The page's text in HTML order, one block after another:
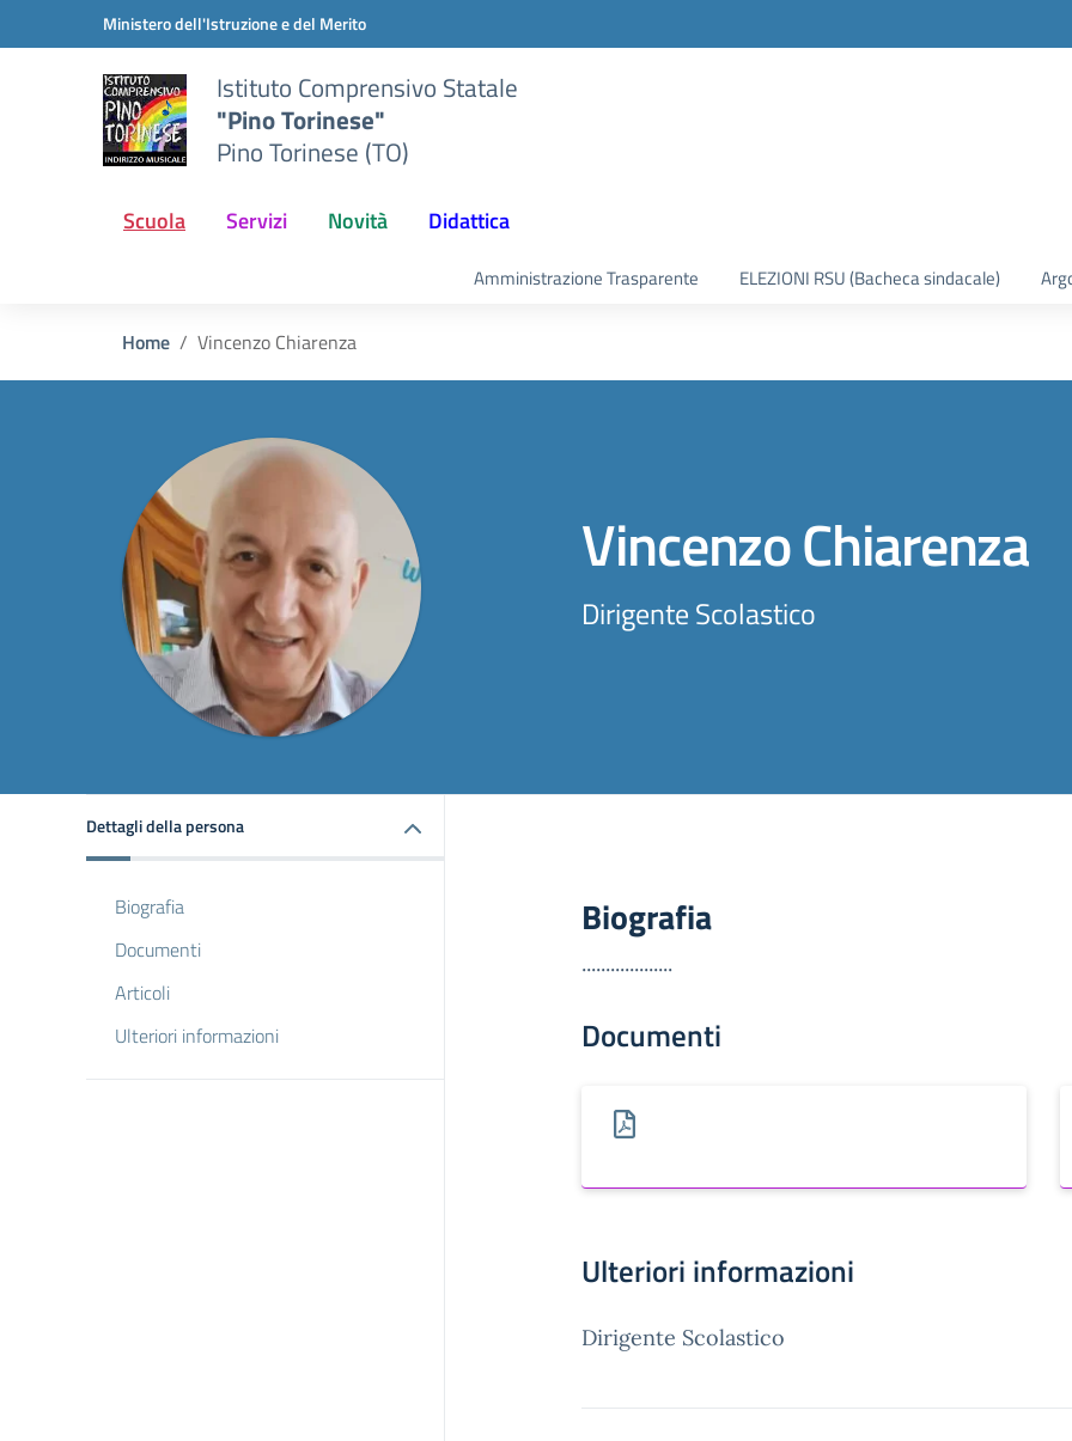
Vai ai contenuti
Vai al menu di navigazioneMinistero dell'Istruzione e del Merito
Istituto Comprensivo Statale
"Pino Torinese"
Pino Torinese (TO)
Scuola Servizi Novità Didattica
Amministrazione Trasparente ELEZIONI RSU (Bacheca sindacale)
Home Vincenzo Chiarenza
Vincenzo Chiarenza
Dirigente Scolastico
Dettagli della persona
Biografia
Documenti
Articoli
Ulteriori informazioni
Biografia
...................
Documenti
Ulteriori informazioni
Dirigente Scolastico